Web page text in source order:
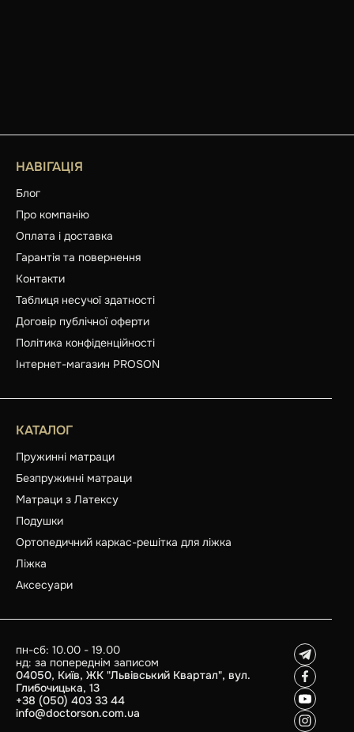
НАВІГАЦІЯ
Блог
Про компанію
Оплата і доставка
Гарантія та повернення
Контакти
Таблиця несучої здатності
Договір публічної оферти
Політика конфіденційності
Інтернет-магазин PROSON
КАТАЛОГ
Пружинні матраци
Безпружинні матраци
Матраци з Латексу
Подушки
Ортопедичний каркас-решітка для ліжка
Ліжка
Аксесуари
пн-сб: 10.00 - 19.00
нд: за попереднім записом
04050, Київ, ЖК "Львівський Квартал", вул.
Глибочицька, 13
+38 (050) 403 33 44
info@doctorson.com.ua